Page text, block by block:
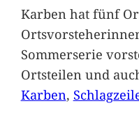
Karben hat fünf
Sommerserie
Ortsteilen und
Karben,